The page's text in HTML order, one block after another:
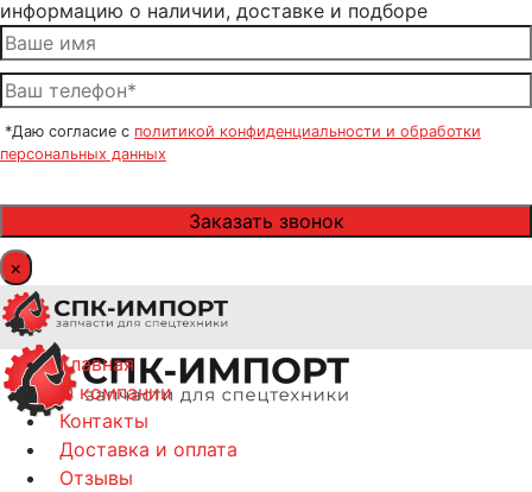
информацию о наличии, доставке и подборе
*Даю согласие с политикой конфиденциальности и обработки
персональных данных
×
Главная
О компании
Контакты
Доставка и оплата
Отзывы